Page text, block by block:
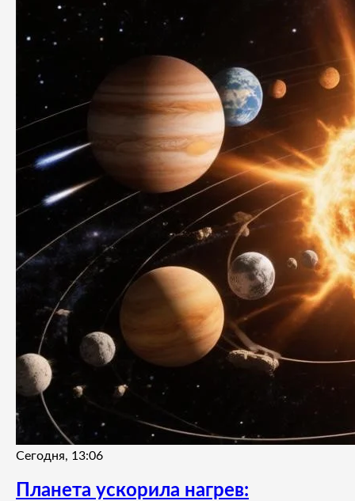
Сегодня, 13:06
Планета ускорила нагрев: